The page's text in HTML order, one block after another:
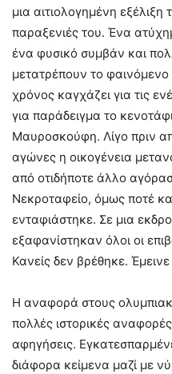
μια αιτιολογημένη
παραξενιές του. Ένα
ένα φυσικό συμβάν και
μετατρέπουν το
χρόνος καγχάζει για τις
για παράδειγμα το
Μαυροσκούφη. Λίγο πριν
αγώνες η οικογένεια
από οτιδήποτε άλλο
Νεκροταφείο, όμως ποτέ
ενταφιάστηκε. Σε μια
εξαφανίστηκαν όλοι οι
Κανείς δεν βρέθηκε.
Η αναφορά στους
πολλές ιστορικές
αφηγήσεις.
διάφορα κείμενα μαζί με